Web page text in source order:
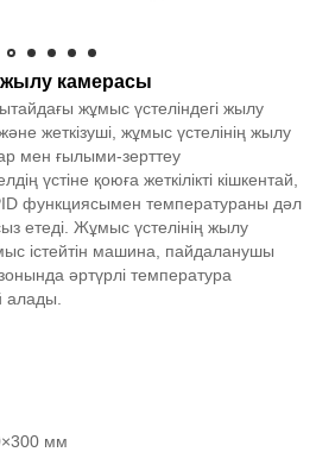
жылу камерасы
жұмыс үстеліндегі жылу
жеткізуші, жұмыс үстелінің жылу
мен ғылыми-зерттеу
үстіне қоюға жеткілікті кішкентай,
функциясымен температураны дәл
етеді. Жұмыс үстелінің жылу
істейтін машина, пайдаланушы
әртүрлі температура
алады.
мм